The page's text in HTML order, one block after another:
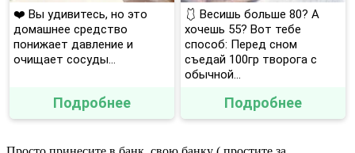
❤️ Вы удивитесь, но это
домашнее средство
понижает давление и
очищает сосуды...
Подробнее
🩱 Весишь больше 80? А
хочешь 55? Вот тебе
способ: Перед сном
съедай 100гр творога с
обычной...
Подробнее